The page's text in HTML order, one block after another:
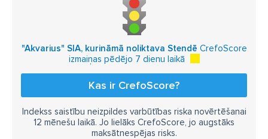
"Akvarius" SIA, kurināmā noliktava Stendē CrefoScore
izmaiņas pēdējo 7 dienu laikā
Kas ir CrefoScore?
Indekss saistību neizpildes varbūtības riska novērtēšanai
12 mēnešu laikā. Jo lielāks CrefoScore, jo augstāks
maksātnespējas risks.